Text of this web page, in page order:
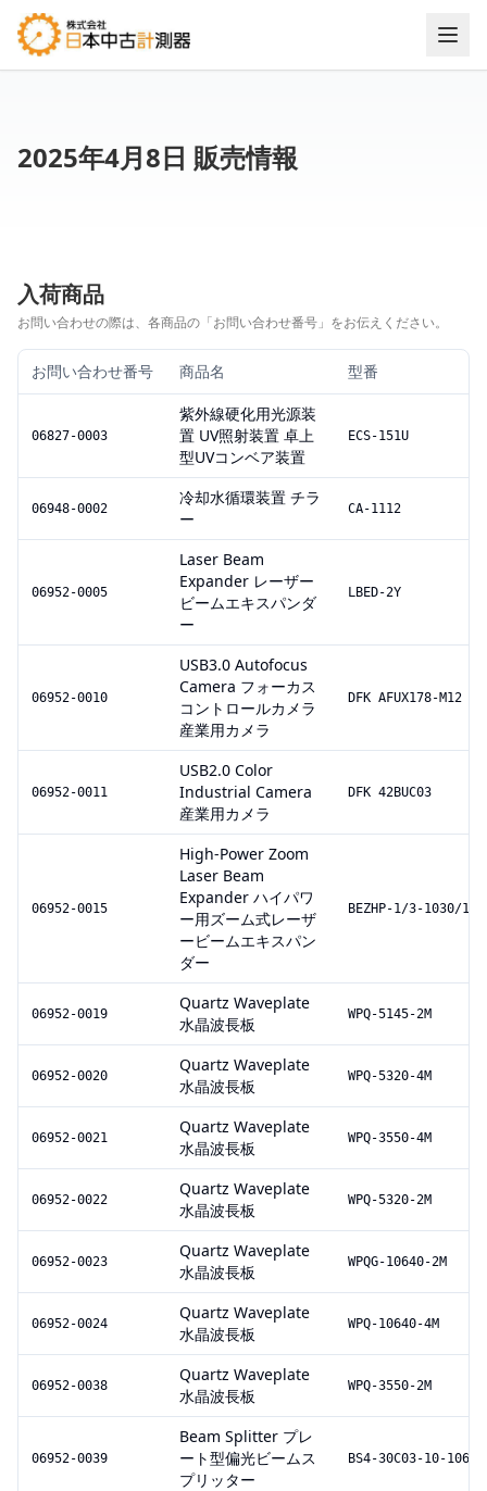
2025年4月8日 販売情報
入荷商品
お問い合わせの際は、各商品の「お問い合わせ番号」をお伝えください。
お問い合わせ番号 商品名 型番
06827-0003
紫外線硬化用光源装
置 UV照射装置 卓上
型UVコンベア装置
ECS-151U
06948-0002
冷却水循環装置 チラ
ー
CA-1112
06952-0005
Laser Beam
Expander レーザー
ビームエキスパンダ
ー
LBED-2Y
06952-0010
USB3.0 Autofocus
Camera フォーカス
コントロールカメラ
産業用カメラ
DFK AFUX178-M12
06952-0011
USB2.0 Color
Industrial Camera
産業用カメラ
DFK 42BUC03
06952-0015
High-Power Zoom
Laser Beam
Expander ハイパワ
ー用ズーム式レーザ
ービームエキスパン
ダー
BEZHP-1/3-1030/
06952-0019
Quartz Waveplate
水晶波長板
WPQ-5145-2M
06952-0020
Quartz Waveplate
水晶波長板
WPQ-5320-4M
06952-0021
Quartz Waveplate
水晶波長板
WPQ-3550-4M
06952-0022
Quartz Waveplate
水晶波長板
WPQ-5320-2M
06952-0023
Quartz Waveplate
水晶波長板
WPQG-10640-2M
06952-0024
Quartz Waveplate
水晶波長板
WPQ-10640-4M
06952-0038
Quartz Waveplate
水晶波長板
WPQ-3550-2M
06952-0039
Beam Splitter プレ
ート型偏光ビームス
プリッター
BS4-30C03-10-1064